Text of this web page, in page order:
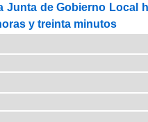
de Gobierno Local
y treinta minutos